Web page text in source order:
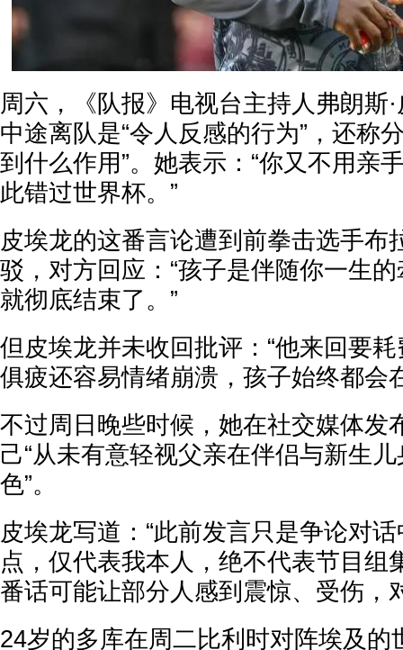
周六，《队报》电视台主持人弗朗斯
中途离队是“令人反感的行为”，还称
到什么作用”。她表示：“你又不用亲
此错过世界杯。”
皮埃龙的这番言论遭到前拳击选手布
驳，对方回应：“孩子是伴随你一生
就彻底结束了。”
但皮埃龙并未收回批评：“他来回要
俱疲还容易情绪崩溃，孩子始终都会
不过周日晚些时候，她在社交媒体发
己“从未有意轻视父亲在伴侣与新生
色”。
皮埃龙写道：“此前发言只是争论对
点，仅代表我本人，绝不代表节目组
番话可能让部分人感到震惊、受伤，
24岁的多库在周二比利时对阵埃及的